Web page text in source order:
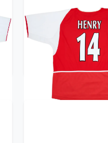
2002-04 Arsenal
Henry #14 - 8/10
359.99£ · ca.
Trikot kaufen